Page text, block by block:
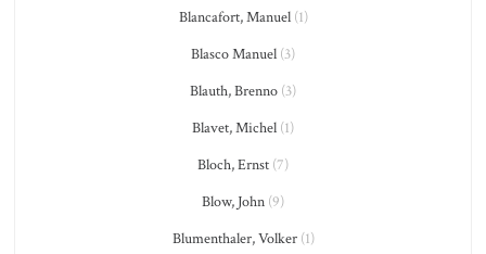
Blancafort, Manuel(1)
Blasco Manuel (3)
Blauth, Brenno (3)
Blavet, Michel (1)
Bloch, Ernst (7)
Blow, John (9)
Blumenthaler, Volker(1)